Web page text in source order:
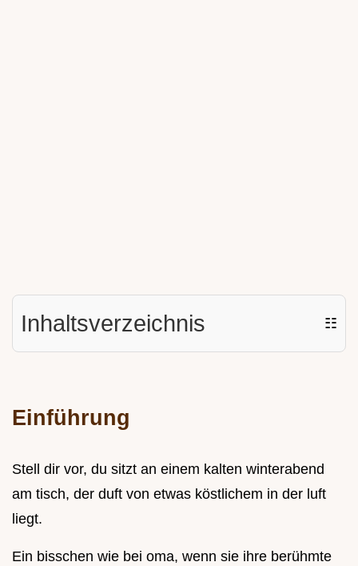
Inhaltsverzeichnis ☷
Einführung
Stell dir vor, du sitzt an einem kalten winterabend
am tisch, der duft von etwas köstlichem in der luft
liegt.
Ein bisschen wie bei oma, wenn sie ihre berühmte